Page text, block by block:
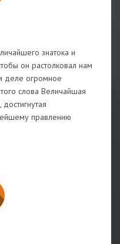
знатока и
он растолковал нам
деле огромное
слова Величайшая
правлению